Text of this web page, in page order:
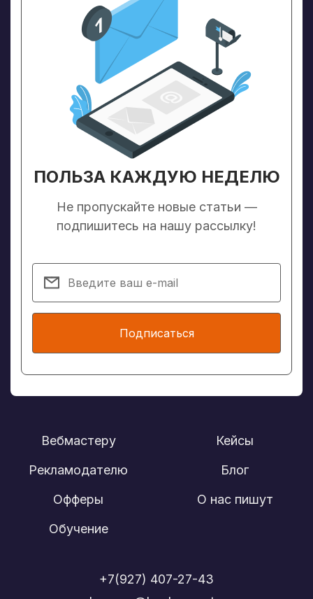
ПОЛЬЗА КАЖДУЮ НЕДЕЛЮ
Не пропускайте новые статьи —
подпишитесь на нашу рассылку!
Подписаться
Вебмастеру
Рекламодателю
Офферы
Обучение
Кейсы
Блог
О нас пишут
+7(927) 407-27-43